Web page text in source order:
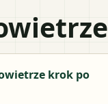
krok po